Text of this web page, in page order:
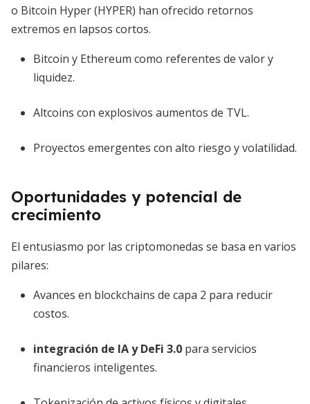
o Bitcoin Hyper (HYPER) han ofrecido retornos
extremos en lapsos cortos.
Bitcoin y Ethereum como referentes de valor y
liquidez.
Altcoins con explosivos aumentos de TVL.
Proyectos emergentes con alto riesgo y volatilidad.
Oportunidades y potencial de
crecimiento
El entusiasmo por las criptomonedas se basa en varios
pilares:
Avances en blockchains de capa 2 para reducir
costos.
integración de IA y DeFi 3.0 para servicios
financieros inteligentes.